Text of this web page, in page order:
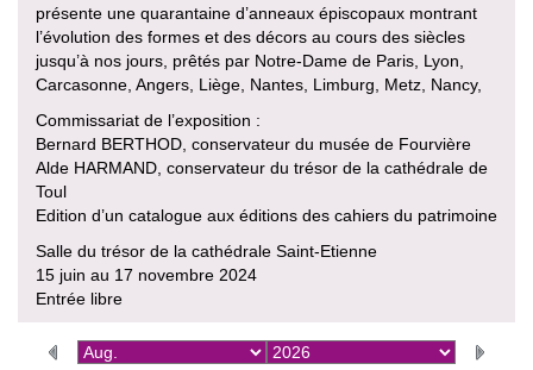
présente une quarantaine d’anneaux épiscopaux montrant
l’évolution des formes et des décors au cours des siècles
jusqu’à nos jours, prêtés par Notre-Dame de Paris, Lyon,
Carcasonne, Angers, Liège, Nantes, Limburg, Metz, Nancy,
Commissariat de l’exposition :
Bernard BERTHOD, conservateur du musée de Fourvière
Alde HARMAND, conservateur du trésor de la cathédrale de
Toul
Edition d’un catalogue aux éditions des cahiers du patrimoine
Salle du trésor de la cathédrale Saint-Etienne
15 juin au 17 novembre 2024
Entrée libre